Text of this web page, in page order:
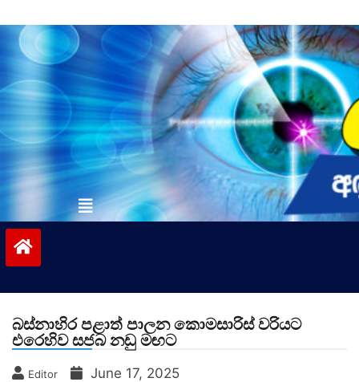
to
contentvinivida.lk
බස්නාහිර පළාත් පාලන කොමසාරිස් වරියට
එරෙහිව සජබ නඩු මඟට
Editor June 17, 2025